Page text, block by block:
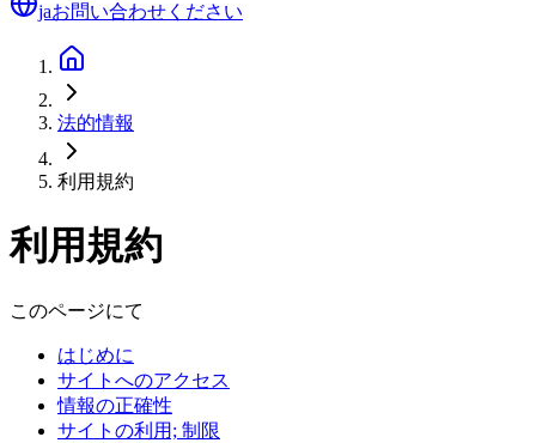
jaお問い合わせください
法的情報
利用規約
利用規約
このページにて
はじめに
サイトへのアクセス
情報の正確性
サイトの利用; 制限